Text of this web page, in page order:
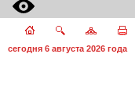
сегодня 6 августа 2026 года